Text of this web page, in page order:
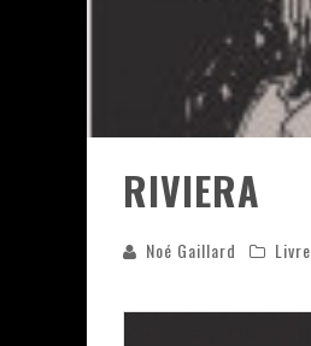
RIVIERA
Noé Gaillard Livre